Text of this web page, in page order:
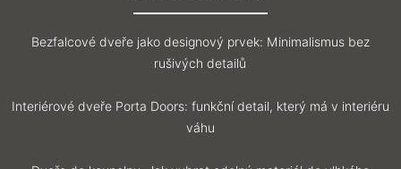
Bezfalcové dveře jako designový prvek: Minimalismus bez
rušivých detailů
Interiérové dveře Porta Doors: funkční detail, který má v interiéru
váhu